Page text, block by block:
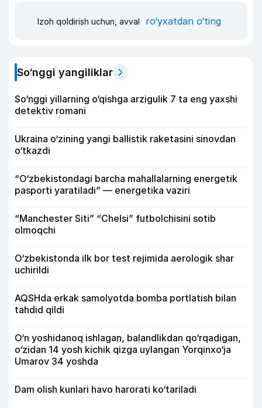
Izoh qoldirish uchun, avval ro‘yxatdan o‘ting
So‘nggi yangiliklar
So‘nggi yillarning o‘qishga arzigulik 7 ta eng yaxshi
detektiv romani
Ukraina o‘zining yangi ballistik raketasini sinovdan
o‘tkazdi
“O‘zbekistondagi barcha mahallalarning energetik
pasporti yaratiladi” — energetika vaziri
“Manchester Siti” “Chelsi” futbolchisini sotib
olmoqchi
O‘zbekistonda ilk bor test rejimida aerologik shar
uchirildi
AQSHda erkak samolyotda bomba portlatish bilan
tahdid qildi
O‘n yoshidanoq ishlagan, balandlikdan qo‘rqadigan,
o‘zidan 14 yosh kichik qizga uylangan Yorqinxo‘ja
Umarov 34 yoshda
Dam olish kunlari havo harorati ko‘tariladi